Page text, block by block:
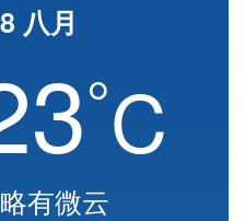
八月
°C
有微云